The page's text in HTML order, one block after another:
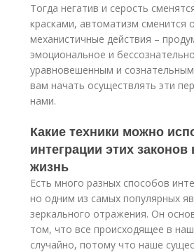
Тогда негатив и серость
красками, автоматизм сменится
механистичные действия –
эмоциональное и
уравновешенным и
вам начать осуществлять эти
нами.
Какие техники можно
интеграции этих
жизнь
Есть много разных способов
но одним из самых популярных
зеркального отражения. Он
том, что все происходящее в
случайно, потому что наше